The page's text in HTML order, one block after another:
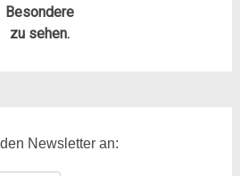
Besondere
zu sehen.
Newsletter an: